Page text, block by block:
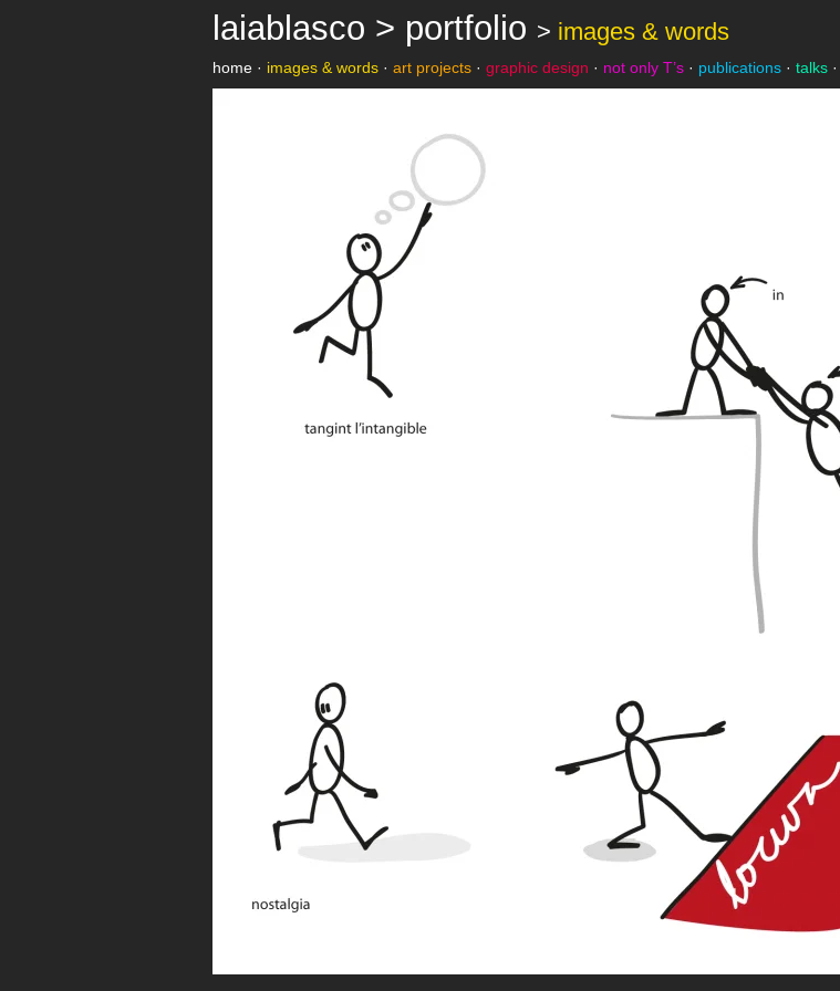
laiablasco > portfolio > images & words
home · images & words · art projects · graphic design · not only T’s · publications · talks ·